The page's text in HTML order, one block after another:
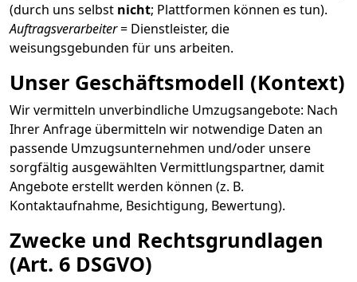
(durch uns selbst nicht; Plattformen können es tun).
Auftragsverarbeiter= Dienstleister, die
weisungsgebunden für uns arbeiten.
Unser Geschäftsmodell (Kontext)
Wir vermitteln unverbindliche Umzugsangebote: Nach
Ihrer Anfrage übermitteln wir notwendige Daten an
passende Umzugsunternehmen und/oder unsere
sorgfältig ausgewählten Vermittlungspartner, damit
Angebote erstellt werden können (z. B.
Kontaktaufnahme, Besichtigung, Bewertung).
Zwecke und Rechtsgrundlagen
(Art. 6 DSGVO)